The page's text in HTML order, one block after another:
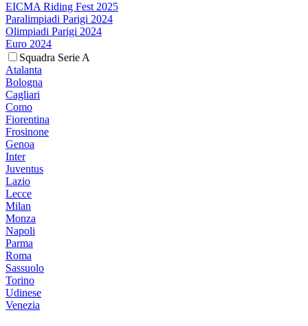
EICMA Riding Fest 2025
Paralimpiadi Parigi 2024
Olimpiadi Parigi 2024
Euro 2024
Squadra Serie A
Atalanta
Bologna
Cagliari
Como
Fiorentina
Frosinone
Genoa
Inter
Juventus
Lazio
Lecce
Milan
Monza
Napoli
Parma
Roma
Sassuolo
Torino
Udinese
Venezia